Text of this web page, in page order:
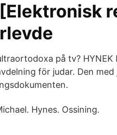
på tv? HYNEK
för judar. Den
Hynes. Ossining.